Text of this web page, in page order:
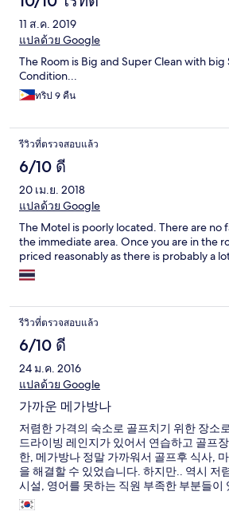
11 ส.ค. 2019
แปลด้วย Google
The Room is Big and Super Clean with big
Condition...
ทริป 9 คืน
รีวิวที่ตรวจสอบแล้ว
6/10 ดี
20 เม.ย. 2018
แปลด้วย Google
The Motel is poorly located. There are no
the immediate area. Once you are in the
priced reasonably as there is probably a
รีวิวที่ตรวจสอบแล้ว
6/10 ดี
24 ม.ค. 2016
แปลด้วย Google
가까운 메가방나
저렴한 가격의 숙소로 골프치기 위한 장소
드라이빙 레인지가 있어서 연습하고 골프
한, 메가방나 정말 가까워서 골프후 식사,
을 해결할 수 있었습니다. 하지만.. 역시 저
시설, 영어를 못하는 직원 부족한 부분들이
프가 목적이라면 추천이지만.. 가족 또는 연
프 숙소로 생각하시면 좋습니다.